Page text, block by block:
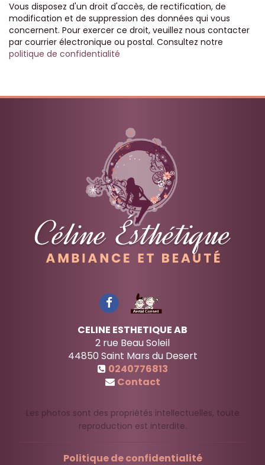
Vous disposez d'un droit d'accès, de rectification, de
modification et de suppression des données qui vous
concernent. Pour exercer ce droit, veuillez nous contacter
par courrier électronique ou postal. Consultez notre
politique de confidentialité
CELINE ESTHETIQUE AB
2 rue Beau Soleil
44850 Saint Mars du Desert
0240776813
Contact
Les photos sont des propriétés intellectuelles, toute
reproduction est interdite.
Politique de confidentialité